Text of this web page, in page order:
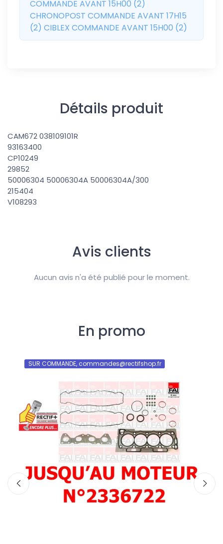
COMMANDE AVANT 15H00 (2)
CHRONOPOST COMMANDE AVANT 17H15
(2) CIBLEX COMMANDE AVANT 15H00 (2)
Détails produit
CAM672 038109101R
93163400
CP10249
29852
50006304 50006304A 50006304A/300
215404
V108293
Avis clients
Aucun avis n'a été publié pour le moment.
En promo
SUR COMMANDE, commandes@rectifshop.fr